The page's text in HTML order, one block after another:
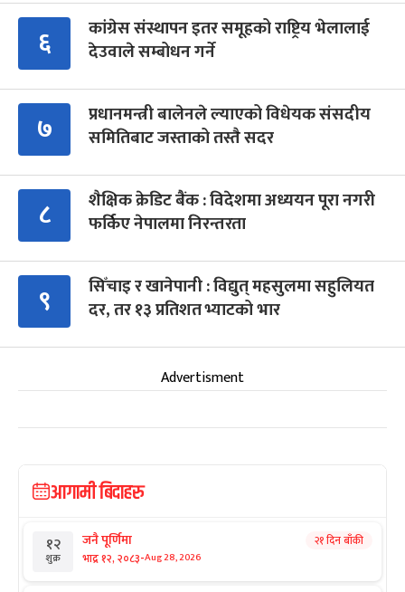
६
कांग्रेस संस्थापन इतर समूहको राष्ट्रिय भेलालाई
देउवाले सम्बोधन गर्ने
७
प्रधानमन्त्री बालेनले ल्याएको विधेयक संसदीय
समितिबाट जस्ताको तस्तै सदर
८
शैक्षिक क्रेडिट बैंक : विदेशमा अध्ययन पूरा नगरी
फर्किए नेपालमा निरन्तरता
९
सिँचाइ र खानेपानी : विद्युत् महसुलमा सहुलियत
दर, तर १३ प्रतिशत भ्याटको भार
Advertisment
आगामी बिदाहरु
१२
शुक्र
जनै पूर्णिमा
भाद्र १२, २०८३-Aug 28, 2026
२१ दिन बाँकी